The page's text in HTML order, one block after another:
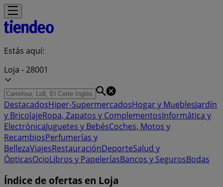
Estás aquí:
Loja - 28001
DestacadosHiper-SupermercadosHogar y MueblesJardín
y BricolajeRopa, Zapatos y ComplementosInformática y
ElectrónicaJuguetes y BebésCoches, Motos y
RecambiosPerfumerías y
BellezaViajesRestauraciónDeporteSalud y
ÓpticasOcioLibros y PapeleríasBancos y SegurosBodas
Índice de ofertas en Loja